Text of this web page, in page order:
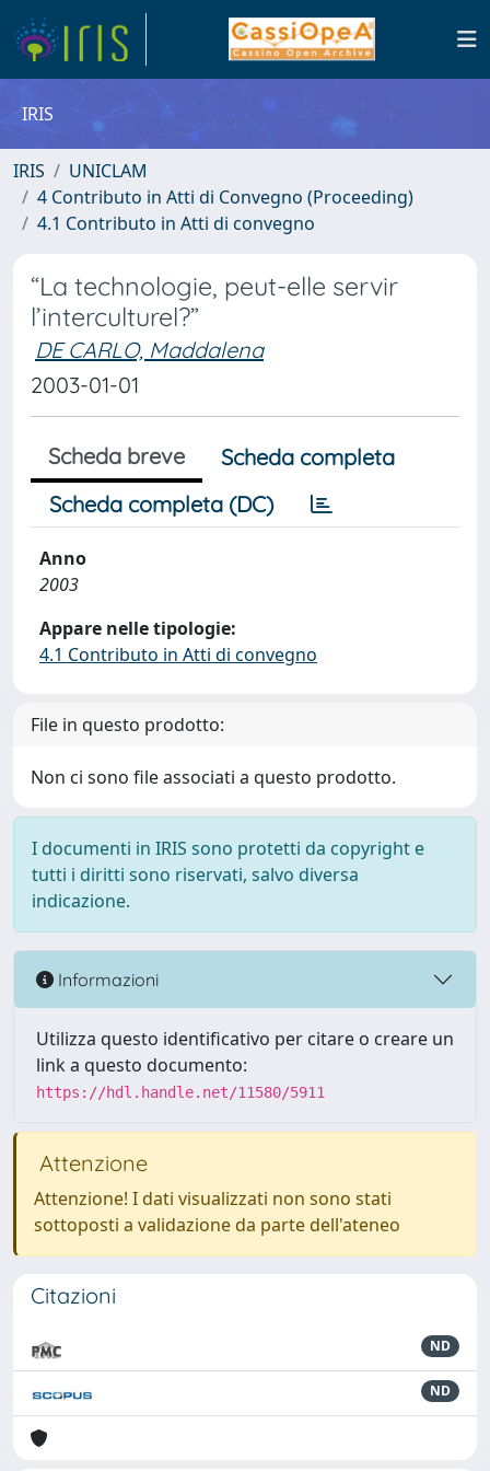
IRIS
IRIS
UNICLAM
4 Contributo in Atti di Convegno (Proceeding)
4.1 Contributo in Atti di convegno
“La technologie, peut-elle servir
l’interculturel?”
DE CARLO, Maddalena
2003-01-01
Scheda breve
Scheda completa
Scheda completa (DC)
Anno
2003
Appare nelle tipologie:
4.1 Contributo in Atti di convegno
File in questo prodotto:
Non ci sono file associati a questo prodotto.
I documenti in IRIS sono protetti da copyright e
tutti i diritti sono riservati, salvo diversa
indicazione.
Informazioni
Utilizza questo identificativo per citare o creare un
link a questo documento:
https://hdl.handle.net/11580/5911
Attenzione
Attenzione! I dati visualizzati non sono stati
sottoposti a validazione da parte dell'ateneo
Citazioni
ND
ND